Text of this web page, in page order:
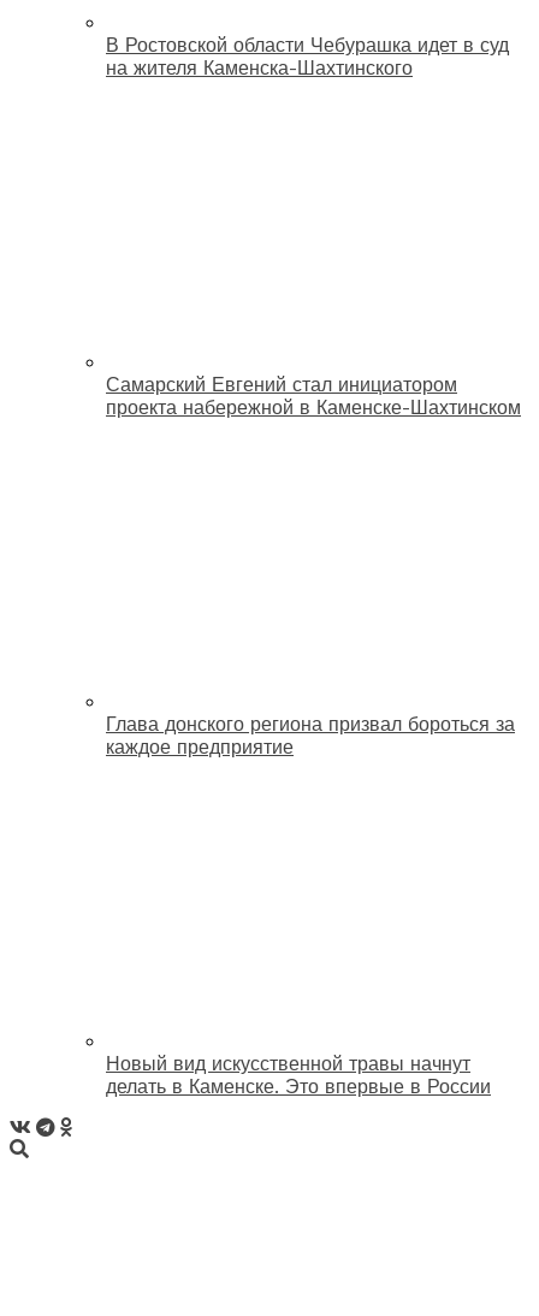
В Ростовской области Чебурашка идет в суд
на жителя Каменска-Шахтинского
Самарский Евгений стал инициатором
проекта набережной в Каменске-Шахтинском
Глава донского региона призвал бороться за
каждое предприятие
Новый вид искусственной травы начнут
делать в Каменске. Это впервые в России